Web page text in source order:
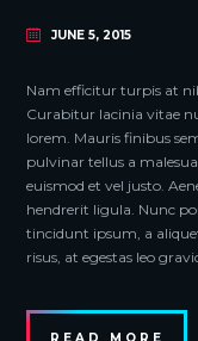
JUNE 5, 2015
Nam efficitur turpis at
Curabitur lacinia vitae
lorem. Mauris finibus
pulvinar tellus a
euismod et vel justo.
hendrerit ligula. Nunc
tincidunt ipsum, a
risus, at egestas leo